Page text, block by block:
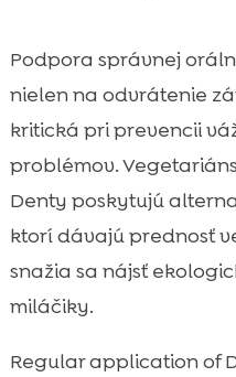
Podpora správnej
nielen na odvrátenie
kritická pri prevencii
problémov.
Denty poskytujú
ktorí dávajú prednosť
snažia sa nájsť
miláčiky.
Regular application of